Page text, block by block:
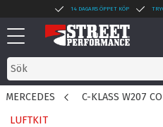
Meny
14 DAGARS ÖPPET KÖP
MERCEDES C-KLASS W207
LUFTKIT